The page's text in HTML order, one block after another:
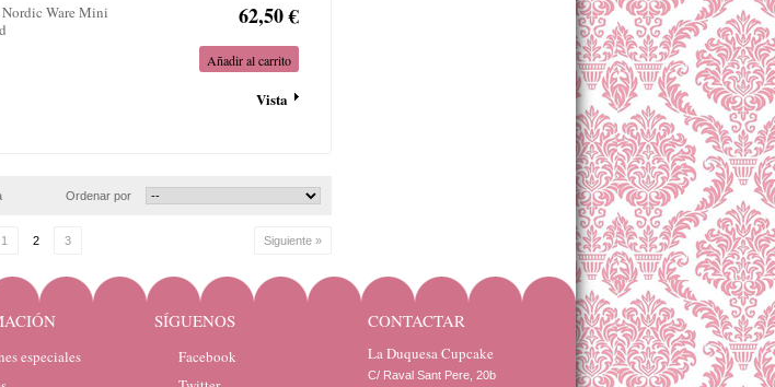
Ware Mini
62,50 €
Añadir al carrito
Vista
Ordenar por
1 2 3 Siguiente »
especiales
SÍGUENOS
Facebook
CONTACTAR
La Duquesa Cupcake
C/ Raval Sant Pere, 20b